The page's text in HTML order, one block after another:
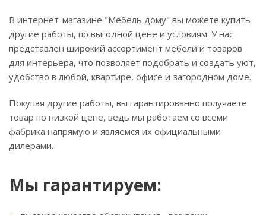
В интернет-магазине "Мебель дому" вы можете купить
другие работы, по выгодной цене и условиям. У нас
представлен широкий ассортимент мебели и товаров
для интерьера, что позволяет подобрать и создать уют,
удобство в любой, квартире, офисе и загородном доме.
Покупая другие работы, вы гарантированно получаете
товар по низкой цене, ведь мы работаем со всеми
фабрика напрямую и являемся их официальными
дилерами.
Мы гарантируем: